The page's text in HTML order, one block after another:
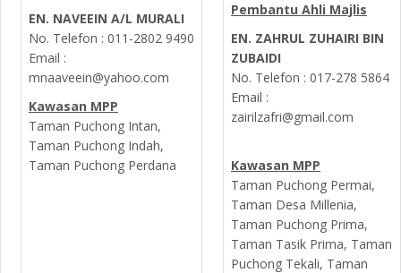
EN. NAVEEIN A/L MURALI
No. Telefon : 011-2802 9490
Email :
mnaaveein@yahoo.com
Kawasan MPP
Taman Puchong Intan,
Taman Puchong Indah,
Taman Puchong Perdana
Pembantu Ahli Majlis
EN. ZAHRUL ZUHAIRI BIN
ZUBAIDI
No. Telefon : 017-278 5864
Email :
zairilzafri@gmail.com
Kawasan MPP
Taman Puchong Permai,
Taman Desa Millenia,
Taman Puchong Prima,
Taman Tasik Prima, Taman
Puchong Tekali, Taman